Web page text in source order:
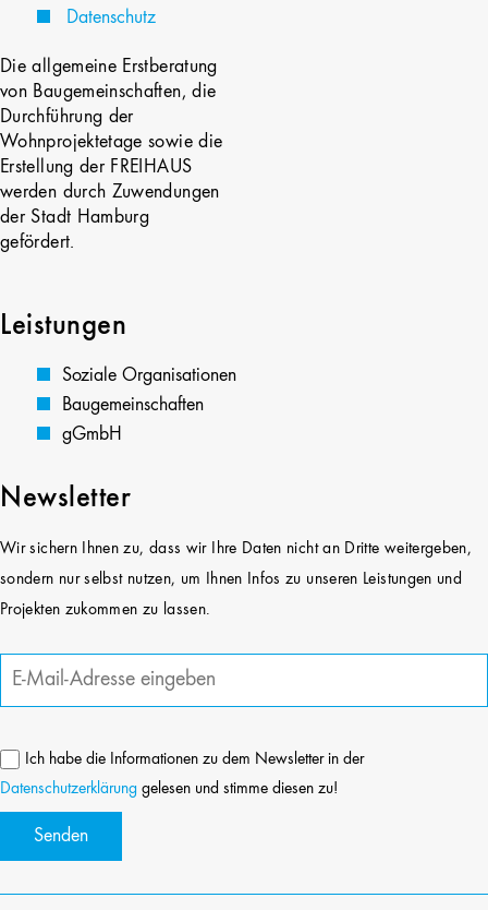
Datenschutz
Die allgemeine Erstberatung
von Baugemeinschaften, die
Durchführung der
Wohnprojektetage sowie die
Erstellung der FREIHAUS
werden durch Zuwendungen
der Stadt Hamburg
gefördert.
Leistungen
Soziale Organisationen
Baugemeinschaften
gGmbH
Newsletter
Wir sichern Ihnen zu, dass wir Ihre Daten nicht an Dritte weitergeben,
sondern nur selbst nutzen, um Ihnen Infos zu unseren Leistungen und
Projekten zukommen zu lassen.
Ich habe die Informationen zu dem Newsletter in der
Datenschutzerklärung gelesen und stimme diesen zu!